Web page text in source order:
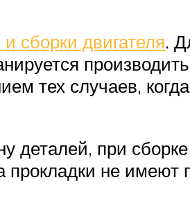
сборки двигателя.
тех случаев,
деталей, при
прокладки не